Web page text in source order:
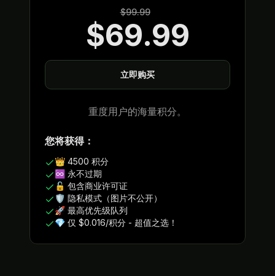
$99.99
$69.99
立即购买
重度用户的海量积分。
您将获得：
👑 4500 积分
♾️ 永不过期
🔓 包含商业许可证
🛡️ 隐私模式（图片不公开）
🚀 最高优先级队列
💎 仅 $0.016/积分 - 超值之选！